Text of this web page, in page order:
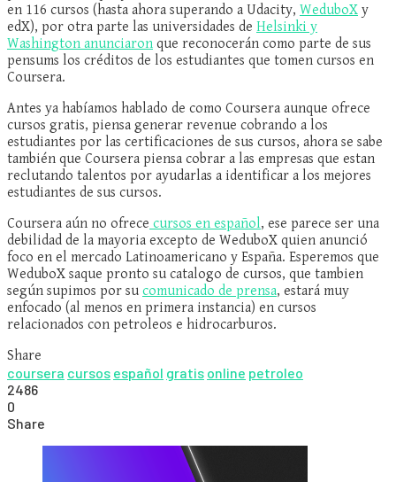
en 116 cursos (hasta ahora superando a Udacity, WeduboX y
edX), por otra parte las universidades de Helsinki y
Washington anunciaron que reconocerán como parte de sus
pensums los créditos de los estudiantes que tomen cursos en
Coursera.
Antes ya habíamos hablado de como Coursera aunque ofrece
cursos gratis, piensa generar revenue cobrando a los
estudiantes por las certificaciones de sus cursos, ahora se sabe
también que Coursera piensa cobrar a las empresas que estan
reclutando talentos por ayudarlas a identificar a los mejores
estudiantes de sus cursos.
Coursera aún no ofrece cursos en español, ese parece ser una
debilidad de la mayoria excepto de WeduboX quien anunció
foco en el mercado Latinoamericano y España. Esperemos que
WeduboX saque pronto su catalogo de cursos, que tambien
según supimos por su comunicado de prensa, estará muy
enfocado (al menos en primera instancia) en cursos
relacionados con petroleos e hidrocarburos.
Share
coursera cursos español gratis online petroleo
2486
0
Share